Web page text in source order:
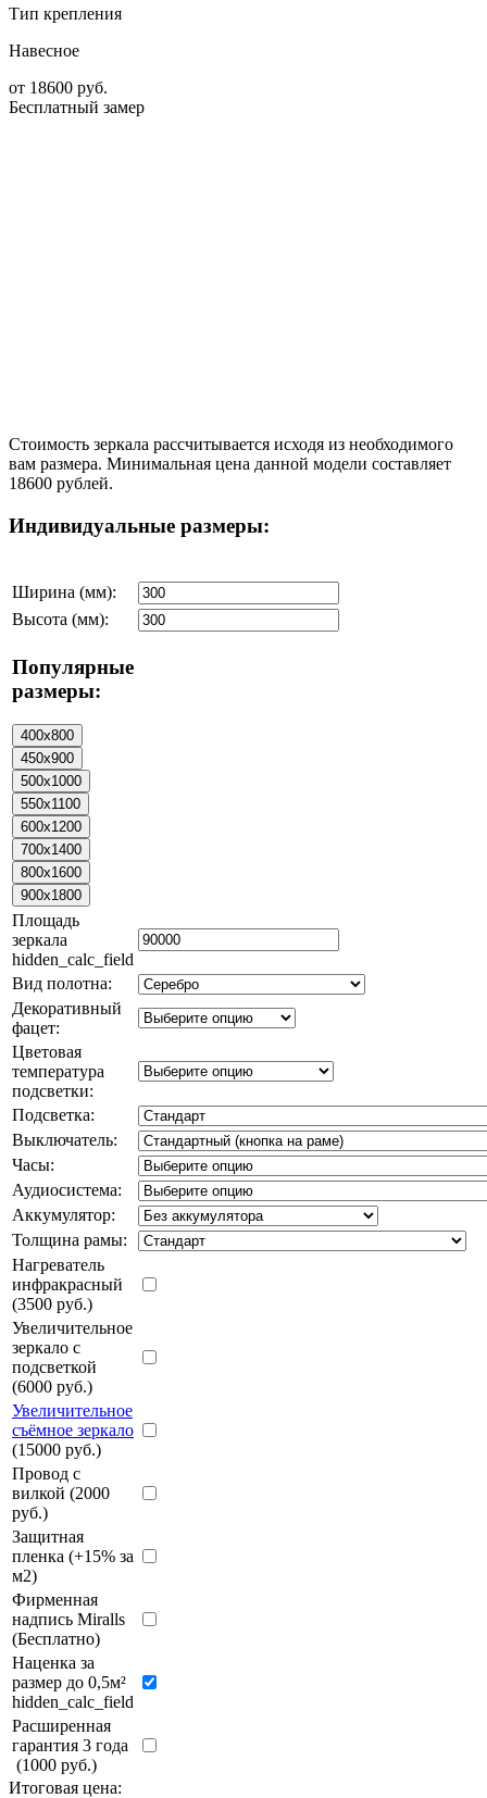
Тип крепления
Навесное
от 18600 руб.
Бесплатный замер
Стоимость зеркала рассчитывается исходя из необходимого
вам размера. Минимальная цена данной модели составляет
18600 рублей.
Индивидуальные размеры:
Ширина (мм):
Высота (мм):
Популярные
размеры:
Площадь
зеркала
hidden_calc_field
Вид полотна:
Декоративный
фацет:
Цветовая
температура
подсветки:
Подсветка:
Выключатель:
Часы:
Аудиосистема:
Аккумулятор:
Толщина рамы:
Нагреватель
инфракрасный
(3500 руб.)
Увеличительное
зеркало с
подсветкой
(6000 руб.)
Увеличительное
съёмное зеркало
(15000 руб.)
Провод с
вилкой (2000
руб.)
Защитная
пленка (+15% за
м2)
Фирменная
надпись Miralls
(Бесплатно)
Наценка за
размер до 0,5м²
hidden_calc_field
Расширенная
гарантия 3 года
(1000 руб.)
Итоговая цена: